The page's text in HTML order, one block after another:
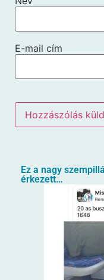
E-mail cím
Ez a nagy
érkezett…